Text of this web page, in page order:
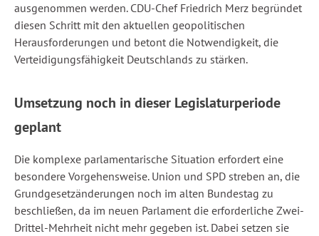
ausgenommen werden. CDU-Chef Friedrich Merz begründet
diesen Schritt mit den aktuellen geopolitischen
Herausforderungen und betont die Notwendigkeit, die
Verteidigungsfähigkeit Deutschlands zu stärken.
Umsetzung noch in dieser Legislaturperiode
geplant
Die komplexe parlamentarische Situation erfordert eine
besondere Vorgehensweise. Union und SPD streben an, die
Grundgesetzänderungen noch im alten Bundestag zu
beschließen, da im neuen Parlament die erforderliche Zwei-
Drittel-Mehrheit nicht mehr gegeben ist. Dabei setzen sie